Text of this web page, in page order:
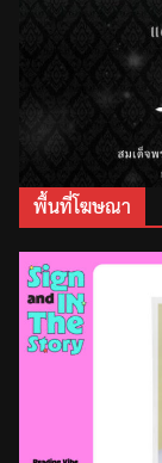
พื้นที่โฆษณา